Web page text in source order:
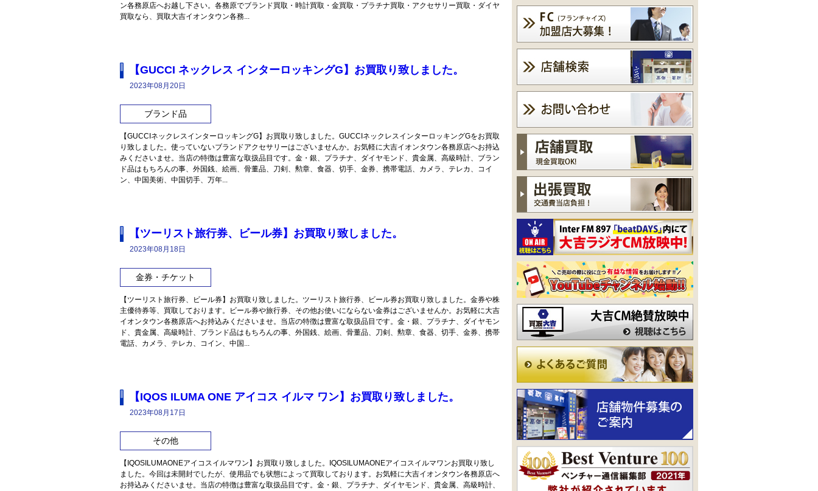
ン各務原店へお越し下さい。各務原でブランド買取・時計買取・金買取・プラチナ買取・アクセサリー買取・ダイヤ
買取なら、買取大吉イオンタウン各務...
【GUCCI ネックレス インターロッキングG】お買取り致しました。
2023年08月20日
ブランド品
【GUCCIネックレスインターロッキングG】お買取り致しました。GUCCIネックレスインターロッキングGをお買取
り致しました。使っていないブランドアクセサリーはございませんか。お気軽に大吉イオンタウン各務原店へお持込
みくださいませ。当店の特徴は豊富な取扱品目です。金・銀、プラチナ、ダイヤモンド、貴金属、高級時計、ブラン
ド品はもちろんの事、外国銭、絵画、骨董品、刀剣、勲章、食器、切手、金券、携帯電話、カメラ、テレカ、コイ
ン、中国美術、中国切手、万年...
【ツーリスト旅行券、ビール券】お買取り致しました。
2023年08月18日
金券・チケット
【ツーリスト旅行券、ビール券】お買取り致しました。ツーリスト旅行券、ビール券お買取り致しました。金券や株
主優待券等、買取しております。ビール券や旅行券、その他お使いにならない金券はございませんか。お気軽に大吉
イオンタウン各務原店へお持込みくださいませ。当店の特徴は豊富な取扱品目です。金・銀、プラチナ、ダイヤモン
ド、貴金属、高級時計、ブランド品はもちろんの事、外国銭、絵画、骨董品、刀剣、勲章、食器、切手、金券、携帯
電話、カメラ、テレカ、コイン、中国...
【IQOS ILUMA ONE アイコス イルマ ワン】お買取り致しました。
2023年08月17日
その他
【IQOSILUMAONEアイコスイルマワン】お買取り致しました。IQOSILUMAONEアイコスイルマワンお買取り致し
ました。今回は未開封でしたが、使用品でも状態によって買取しております。お気軽に大吉イオンタウン各務原店へ
お持込みくださいませ。当店の特徴は豊富な取扱品目です。金・銀、プラチナ、ダイヤモンド、貴金属、高級時計、